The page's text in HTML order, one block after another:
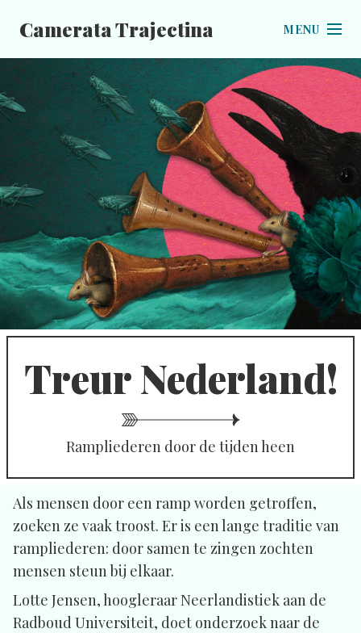
Camerata Trajectina MENU
Treur Nederland!
Rampliederen door de tijden heen
Als mensen door een ramp worden getroffen,
zoeken ze vaak troost. Er is een lange traditie van
rampliederen: door samen te zingen zochten
mensen steun bij elkaar.
Lotte Jensen, hoogleraar Neerlandistiek aan de
Radboud Universiteit, doet onderzoek naar de